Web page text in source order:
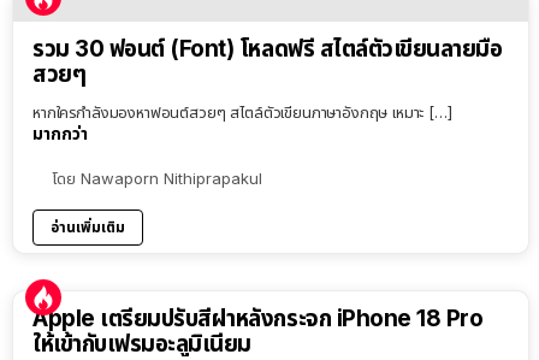
รวม 30 ฟอนต์ (Font) โหลดฟรี สไตล์ตัวเขียนลายมือ
สวยๆ
หากใครกำลังมองหาฟอนต์สวยๆ สไตล์ตัวเขียนภาษาอังกฤษ เหมาะ […]
มากกว่า
โดย Nawaporn Nithiprapakul
อ่านเพิ่มเติม
Apple เตรียมปรับสีฝาหลังกระจก iPhone 18 Pro
ให้เข้ากับเฟรมอะลูมิเนียม